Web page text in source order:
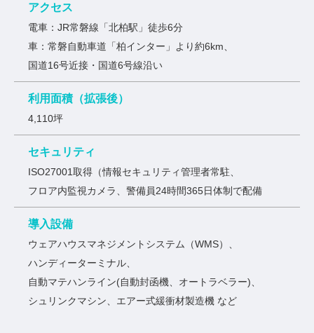
アクセス
電⾞：JR常磐線「北柏駅」徒歩6分
⾞：常磐⾃動⾞道「柏インター」より約6km、
国道16号近接・国道6号線沿い
利用面積（拡張後）
4,110坪
セキュリティ
ISO27001取得（情報セキュリティ管理者常駐、
フロア内監視カメラ、警備員24時間365⽇体制で配備
導入設備
ウェアハウスマネジメントシステム（WMS）、
ハンディーターミナル、
⾃動マテハンライン(⾃動封函機、オートラベラー)、
シュリンクマシン、エアー式緩衝材製造機 など